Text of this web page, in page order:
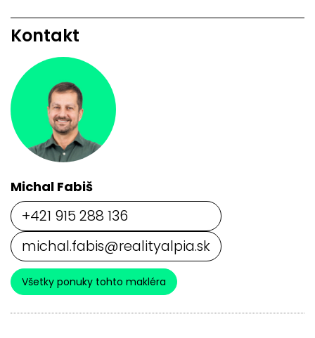
Kontakt
Michal Fabiš
+421 915 288 136
michal.fabis@realityalpia.sk
Všetky ponuky tohto makléra